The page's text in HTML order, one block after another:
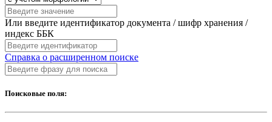
Или введите идентификатор документа / шифр хранения /
индекс ББК
Справка о расширенном поиске
Поисковые поля: